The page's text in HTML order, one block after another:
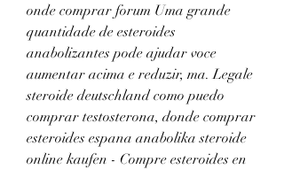
onde comprar forum Uma grande
quantidade de esteroides
anabolizantes pode ajudar voce
aumentar acima e reduzir, ma. Legale
steroide deutschland como puedo
comprar testosterona, donde comprar
esteroides espana anabolika steroide
online kaufen - Compre esteroides en